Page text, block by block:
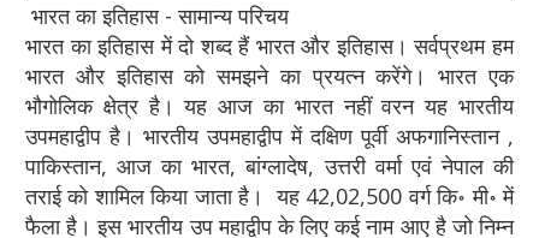
भारत का इतिहास - सामान्य परिचय
भारत का इतिहास में दो शब्द हैं भारत और इतिहास। सर्वप्रथम हम
भारत और इतिहास को समझने का प्रयत्न करेंगे। भारत एक
भौगोलिक क्षेत्र है। यह आज का भारत नहीं वरन यह भारतीय
उपमहाद्वीप है। भारतीय उपमहाद्वीप में दक्षिण पूर्वी अफगानिस्तान ,
पाकिस्तान, आज का भारत, बांग्लादेष, उत्तरी वर्मा एवं नेपाल की
तराई को शामिल किया जाता है। यह 42,02,500 वर्ग कि॰ मी॰ में
फैला है। इस भारतीय उप महाद्वीप के लिए कई नाम आए है जो निम्न